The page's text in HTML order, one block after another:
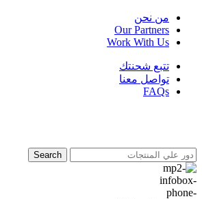
من نحن
Our Partners
Work With Us
تتبع شحنتك
تواصل معنا
FAQs
Search